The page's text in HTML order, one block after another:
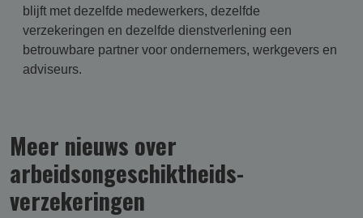
blijft met dezelfde medewerkers, dezelfde
verzekeringen en dezelfde dienstverlening een
betrouwbare partner voor ondernemers, werkgevers en
adviseurs.
Meer nieuws over
arbeidsongeschikt­heids­
verzekering­en